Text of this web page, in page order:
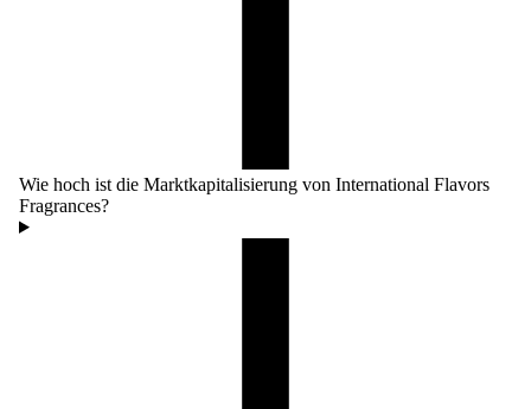
Wie hoch ist die Marktkapitalisierung von International Flavors
Fragrances?